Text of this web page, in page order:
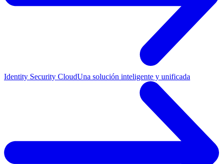
Identity Security CloudUna solución inteligente y unificada